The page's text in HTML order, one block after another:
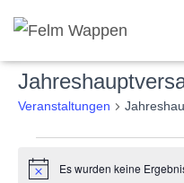
Veranstaltungen
HinweisEs wurden keine